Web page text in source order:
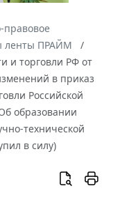
ленты ПРАЙМ
и торговли РФ от
в приказ
Российской
образовании
технической
в силу)